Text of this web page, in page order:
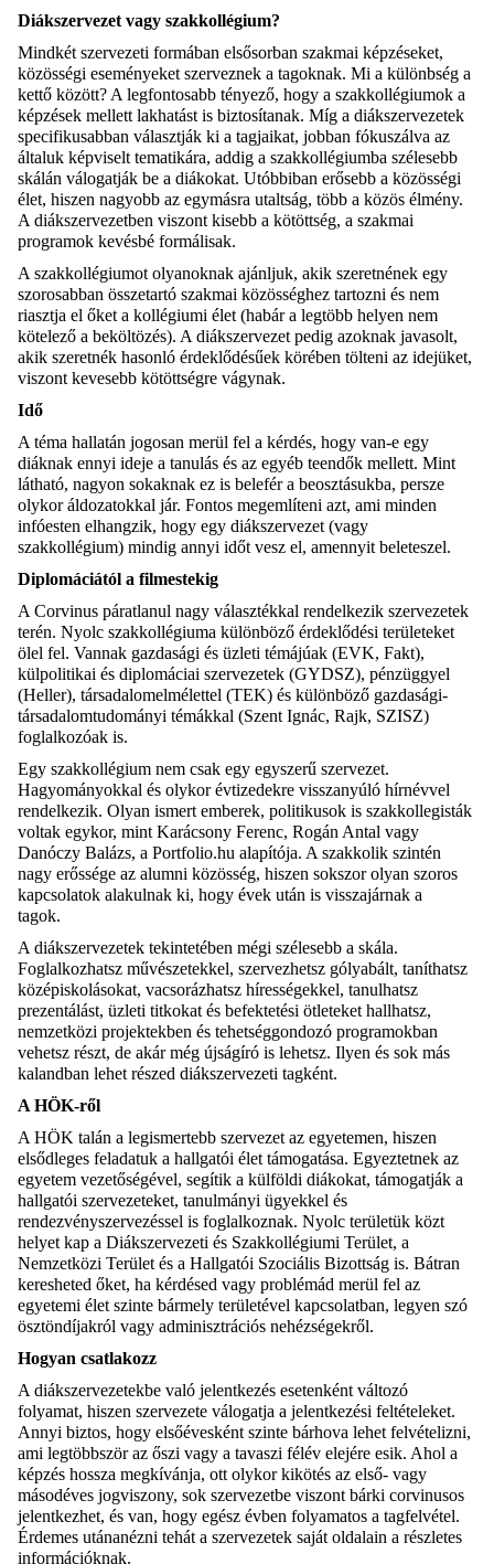
Diákszervezet vagy szakkollégium?
Mindkét szervezeti formában elsősorban szakmai képzéseket,
közösségi eseményeket szerveznek a tagoknak. Mi a különbség a
kettő között? A legfontosabb tényező, hogy a szakkollégiumok a
képzések mellett lakhatást is biztosítanak. Míg a diákszervezetek
specifikusabban választják ki a tagjaikat, jobban fókuszálva az
általuk képviselt tematikára, addig a szakkollégiumba szélesebb
skálán válogatják be a diákokat. Utóbbiban erősebb a közösségi
élet, hiszen nagyobb az egymásra utaltság, több a közös élmény.
A diákszervezetben viszont kisebb a kötöttség, a szakmai
programok kevésbé formálisak.
A szakkollégiumot olyanoknak ajánljuk, akik szeretnének egy
szorosabban összetartó szakmai közösséghez tartozni és nem
riasztja el őket a kollégiumi élet (habár a legtöbb helyen nem
kötelező a beköltözés). A diákszervezet pedig azoknak javasolt,
akik szeretnék hasonló érdeklődésűek körében tölteni az idejüket,
viszont kevesebb kötöttségre vágynak.
Idő
A téma hallatán jogosan merül fel a kérdés, hogy van-e egy
diáknak ennyi ideje a tanulás és az egyéb teendők mellett. Mint
látható, nagyon sokaknak ez is belefér a beosztásukba, persze
olykor áldozatokkal jár. Fontos megemlíteni azt, ami minden
infóesten elhangzik, hogy egy diákszervezet (vagy
szakkollégium) mindig annyi időt vesz el, amennyit beleteszel.
Diplomáciától a filmestekig
A Corvinus páratlanul nagy választékkal rendelkezik szervezetek
terén. Nyolc szakkollégiuma különböző érdeklődési területeket
ölel fel. Vannak gazdasági és üzleti témájúak (EVK, Fakt),
külpolitikai és diplomáciai szervezetek (GYDSZ), pénzüggyel
(Heller), társadalomelmélettel (TEK) és különböző gazdasági-
társadalomtudományi témákkal (Szent Ignác, Rajk, SZISZ)
foglalkozóak is.
Egy szakkollégium nem csak egy egyszerű szervezet.
Hagyományokkal és olykor évtizedekre visszanyúló hírnévvel
rendelkezik. Olyan ismert emberek, politikusok is szakkollegisták
voltak egykor, mint Karácsony Ferenc, Rogán Antal vagy
Danóczy Balázs, a Portfolio.hu alapítója. A szakkolik szintén
nagy erőssége az alumni közösség, hiszen sokszor olyan szoros
kapcsolatok alakulnak ki, hogy évek után is visszajárnak a
tagok.
A diákszervezetek tekintetében mégi szélesebb a skála.
Foglalkozhatsz művészetekkel, szervezhetsz gólyabált, taníthatsz
középiskolásokat, vacsorázhatsz hírességekkel, tanulhatsz
prezentálást, üzleti titkokat és befektetési ötleteket hallhatsz,
nemzetközi projektekben és tehetséggondozó programokban
vehetsz részt, de akár még újságíró is lehetsz. Ilyen és sok más
kalandban lehet részed diákszervezeti tagként.
A HÖK-ről
A HÖK talán a legismertebb szervezet az egyetemen, hiszen
elsődleges feladatuk a hallgatói élet támogatása. Egyeztetnek az
egyetem vezetőségével, segítik a külföldi diákokat, támogatják a
hallgatói szervezeteket, tanulmányi ügyekkel és
rendezvényszervezéssel is foglalkoznak. Nyolc területük közt
helyet kap a Diákszervezeti és Szakkollégiumi Terület, a
Nemzetközi Terület és a Hallgatói Szociális Bizottság is. Bátran
keresheted őket, ha kérdésed vagy problémád merül fel az
egyetemi élet szinte bármely területével kapcsolatban, legyen szó
ösztöndíjakról vagy adminisztrációs nehézségekről.
Hogyan csatlakozz
A diákszervezetekbe való jelentkezés esetenként változó
folyamat, hiszen szervezete válogatja a jelentkezési feltételeket.
Annyi biztos, hogy elsőévesként szinte bárhova lehet felvételizni,
ami legtöbbször az őszi vagy a tavaszi félév elejére esik. Ahol a
képzés hossza megkívánja, ott olykor kikötés az első- vagy
másodéves jogviszony, sok szervezetbe viszont bárki corvinusos
jelentkezhet, és van, hogy egész évben folyamatos a tagfelvétel.
Érdemes utánanézni tehát a szervezetek saját oldalain a részletes
információknak.